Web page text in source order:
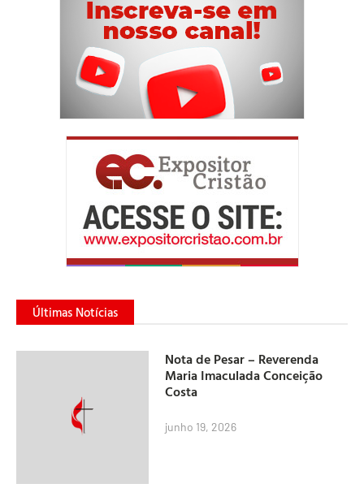
Últimas Notícias
Nota de Pesar – Reverenda
Maria Imaculada Conceição
Costa
junho 19, 2026